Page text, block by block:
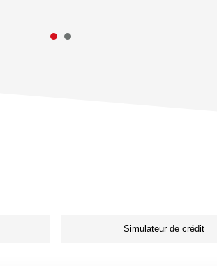
Simulateur de crédit